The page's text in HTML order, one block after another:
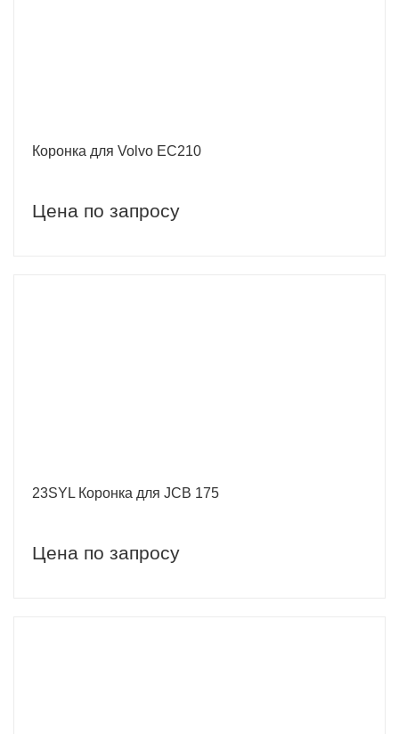
Коронка для Volvo EC210
Цена по запросу
23SYL Коронка для JCB 175
Цена по запросу